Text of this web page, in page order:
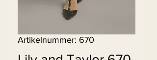
Artikelnummer: 670